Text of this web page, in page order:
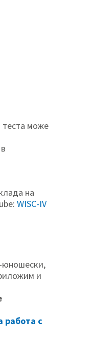
теста може
на
WISC-IV
юношески,
и
работа с